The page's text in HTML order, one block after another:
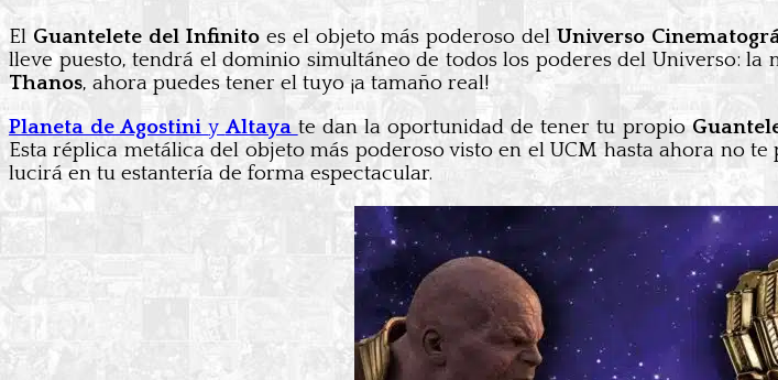
El Guantelete del Infinito es el objeto más poderoso delUniverso
lleve puesto, tendrá el dominio simultáneo de todos los poderes del Universo:
Thanos, ahora puedes tener el tuyo ¡a tamaño real!
Planeta de Agostiniy Altaya te dan la oportunidad de tener tu propio
Esta réplica metálica del objeto más poderoso visto en el UCM hasta ahora no
lucirá en tu estantería de forma espectacular.